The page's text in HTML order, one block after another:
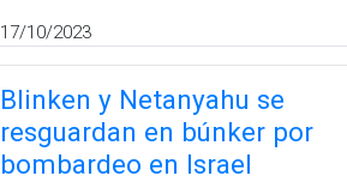
17/10/2023
Blinken y Netanyahu se
resguardan en búnker por
bombardeo en Israel